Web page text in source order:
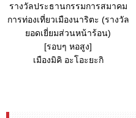
รางวัลประธานกรรมการสมาคม
การท่องเที่ยวเมืองนาริตะ (รางวัล
ยอดเยี่ยมส่วนหน้าร้อน)
[รอบๆ หอสูง]
เมืองมิคิ อะโอะยะกิ